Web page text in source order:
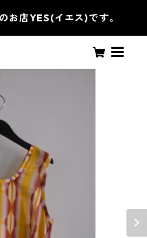
お店YES(イエス)です。